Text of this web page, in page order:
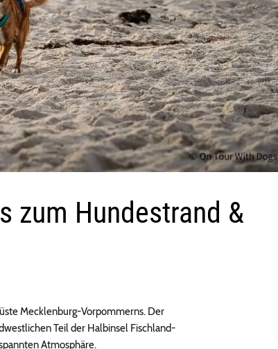
zum Hundestrand &
Mecklenburg-Vorpommerns. Der
Teil der Halbinsel Fischland-
Atmosphäre.